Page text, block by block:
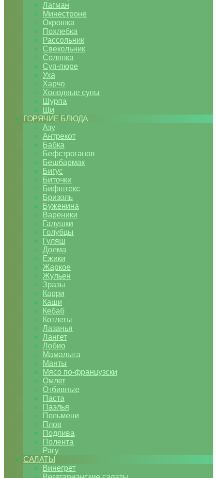
Лагман
Минестроне
Окрошка
Похлебка
Рассольник
Свекольник
Солянка
Суп-пюре
Уха
Харчо
Холодные супы
Шурпа
Щи
ГОРЯЧИЕ БЛЮДА
Азу
Антрекот
Бабка
Бефстроганов
Бешбармак
Бигус
Биточки
Бифштекс
Бризоль
Буженина
Вареники
Галушки
Голубцы
Гуляш
Долма
Ежики
Жаркое
Жульен
Зразы
Карри
Каши
Кебаб
Котлеты
Лазанья
Лангет
Лобио
Мамалыга
Манты
Мясо по-французски
Омлет
Отбивные
Паста
Паэлья
Пельмени
Плов
Подлива
Полента
Рагу
САЛАТЫ
Винегрет